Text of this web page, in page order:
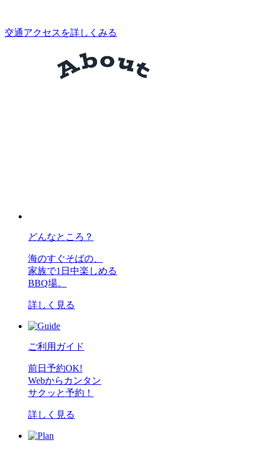
交通アクセスを詳しくみる
どんなところ？
海のすぐそばの、
家族で1日中楽しめる
BBQ場。
詳しく見る
ご利用ガイド
前日予約OK!
Webからカンタン
サクッと予約！
詳しく見る